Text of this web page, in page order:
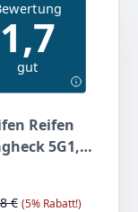
1,7
gut
Reifen
5G1,
GOLF VI
1T1, 1T2
€ (5% Rabatt!)